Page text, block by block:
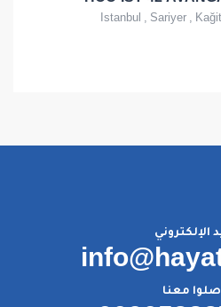
Istanbul , Sariyer ,
الإلكتروني
معنا